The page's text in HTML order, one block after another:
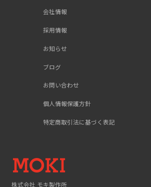
会社情報
採用情報
お知らせ
ブログ
お問い合わせ
個人情報保護方針
特定商取引法に基づく表記
MOKI
株式会社 モキ製作所